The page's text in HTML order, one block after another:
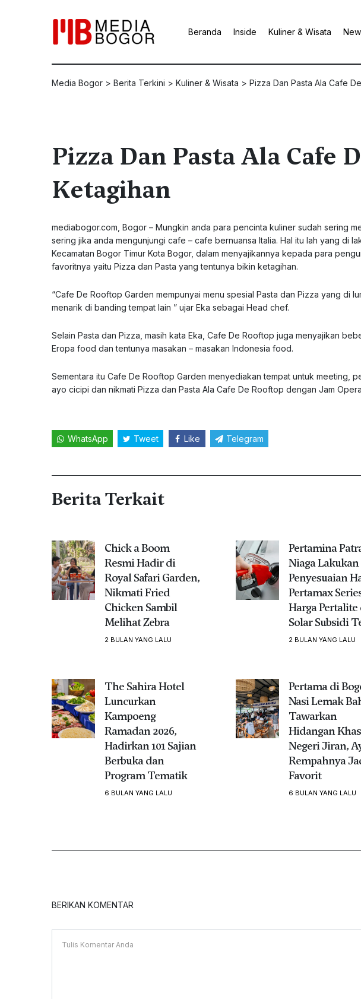
Beranda Inside Kuliner & Wisata
Media Bogor > Berita Terkini > Kuliner & Wisata > Pizza Dan Pasta Ala Cafe
Pizza Dan Pasta Ala Cafe
Ketagihan
mediabogor.com , Bogor – Mungkin anda para pencinta kuliner sudah sering
sering jika anda mengunjungi cafe – cafe bernuansa Italia. Hal itu lah yang di
Kecamatan Bogor Timur Kota Bogor, dalam menyajikannya kepada para
favoritnya yaitu Pizza dan Pasta yang tentunya bikin ketagihan.
“Cafe De Rooftop Garden mempunyai menu spesial Pasta dan Pizza yang di
menarik di banding tempat lain ” ujar Eka sebagai Head chef.
Selain Pasta dan Pizza, masih kata Eka, Cafe De Rooftop juga menyajikan
Eropa food dan tentunya masakan – masakan Indonesia food.
Sementara itu Cafe De Rooftop Garden menyediakan tempat untuk meeting,
ayo cicipi dan nikmati Pizza dan Pasta Ala Cafe De Rooftop dengan Jam
WhatsApp Tweet Like Telegram
Berita Terkait
Chick a Boom
Resmi Hadir di
Royal Safari Garden,
Nikmati Fried
Chicken Sambil
Melihat Zebra
2 BULAN YANG LALU
Pertamina
Niaga Lakukan
Penyesuaian
Pertamax
Harga Pertalite
Solar Subsidi
2 BULAN YANG LALU
The Sahira Hotel
Luncurkan
Kampoeng
Ramadan 2026,
Hadirkan 101 Sajian
Berbuka dan
Program Tematik
6 BULAN YANG LALU
Pertama di
Nasi Lemak
Tawarkan
Hidangan Khas
Negeri Jiran,
Rempahnya
Favorit
6 BULAN YANG LALU
BERIKAN KOMENTAR